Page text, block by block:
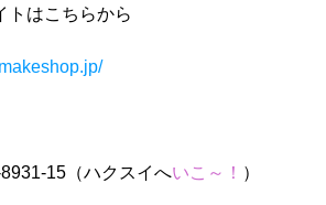
トはこちらから
15（ハクスイへいこ～！ ）